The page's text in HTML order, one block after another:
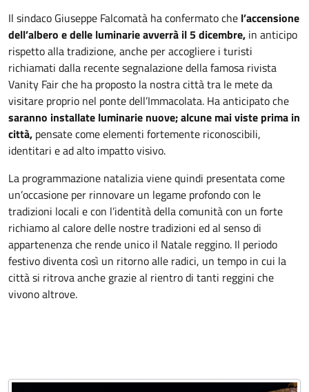
Il sindaco Giuseppe Falcomatà ha confermato che l’accensione
dell’albero e delle luminarie avverrà il 5 dicembre, in anticipo
rispetto alla tradizione, anche per accogliere i turisti
richiamati dalla recente segnalazione della famosa rivista
Vanity Fair che ha proposto la nostra città tra le mete da
visitare proprio nel ponte dell’Immacolata. Ha anticipato che
saranno installate luminarie nuove; alcune mai viste prima in
città, pensate come elementi fortemente riconoscibili,
identitari e ad alto impatto visivo.
La programmazione natalizia viene quindi presentata come
un’occasione per rinnovare un legame profondo con le
tradizioni locali e con l’identità della comunità con un forte
richiamo al calore delle nostre tradizioni ed al senso di
appartenenza che rende unico il Natale reggino. Il periodo
festivo diventa così un ritorno alle radici, un tempo in cui la
città si ritrova anche grazie al rientro di tanti reggini che
vivono altrove.